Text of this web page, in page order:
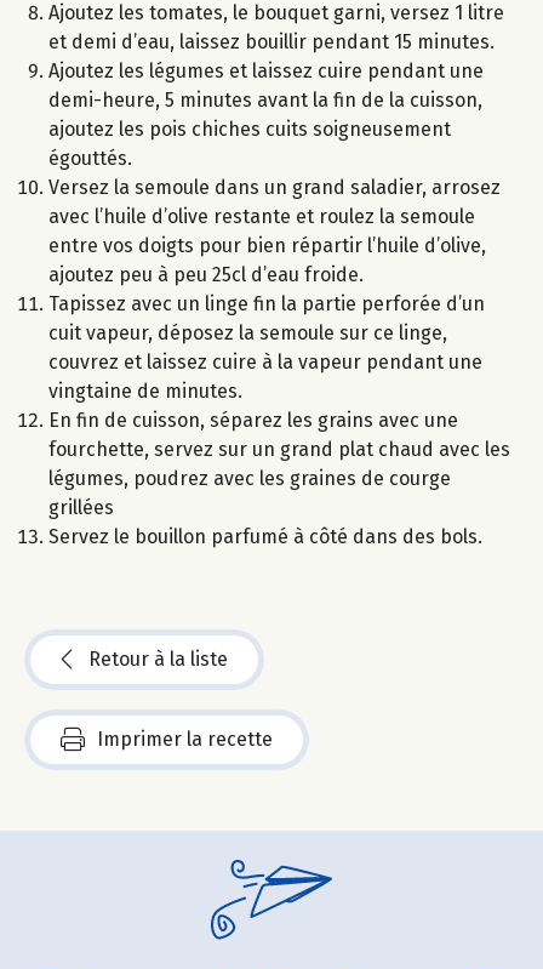
Ajoutez les tomates, le bouquet garni, versez 1 litre
et demi d’eau, laissez bouillir pendant 15 minutes.
Ajoutez les légumes et laissez cuire pendant une
demi-heure, 5 minutes avant la fin de la cuisson,
ajoutez les pois chiches cuits soigneusement
égouttés.
Versez la semoule dans un grand saladier, arrosez
avec l’huile d’olive restante et roulez la semoule
entre vos doigts pour bien répartir l’huile d’olive,
ajoutez peu à peu 25cl d’eau froide.
Tapissez avec un linge fin la partie perforée d’un
cuit vapeur, déposez la semoule sur ce linge,
couvrez et laissez cuire à la vapeur pendant une
vingtaine de minutes.
En fin de cuisson, séparez les grains avec une
fourchette, servez sur un grand plat chaud avec les
légumes, poudrez avec les graines de courge
grillées
Servez le bouillon parfumé à côté dans des bols.
Retour à la liste
Imprimer la recette